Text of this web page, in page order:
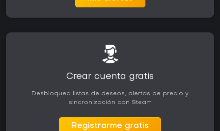
Crear cuenta gratis
Desbloquea listas de deseos, alertas de precio y
sincronización con Steam
Registrarme gratis